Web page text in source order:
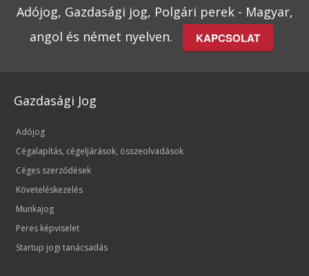
Adójog, Gazdasági jog, Polgári perek - Magyar,
angol és német nyelven.
KAPCSOLAT
Gazdasági Jog
Adójog
Cégalapítás, cégeljárások, összeolvadások
Céges szerződések
Követeléskezelés
Munkajog
Peres képviselet
Startup jogi tanácsadás